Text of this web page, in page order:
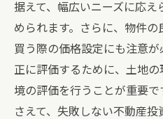
据えて、幅広いニーズに応
められます。さらに、物件
買う際の価格設定にも注意
正に評価するために、土地
境の評価を行うことが重要
さえて、失敗しない不動産投